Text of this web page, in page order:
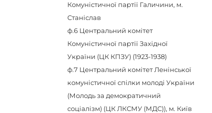
Комуністичної партії Галичини, м.
Станіслав
ф.6 Центральний комітет
Комуністичної партії Західної
України (ЦК КПЗУ) (1923-1938)
ф.7 Центральний комітет Ленінської
комуністичної спілки молоді України
(Молодь за демократичний
соціалізм) (ЦК ЛКСМУ (МДС)), м. Київ